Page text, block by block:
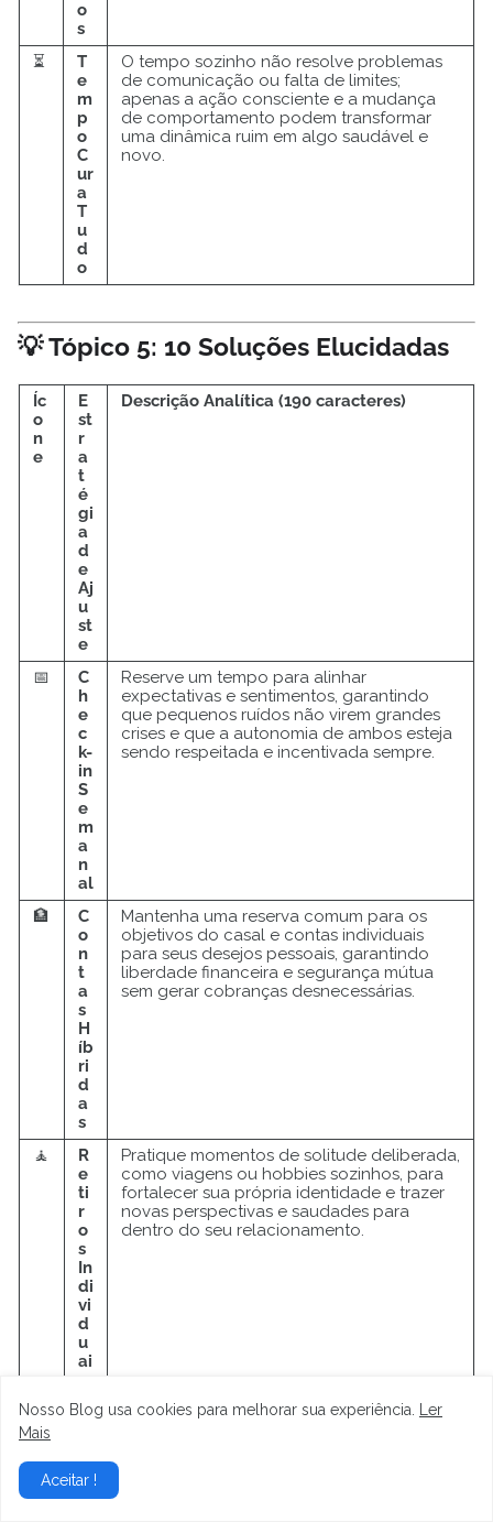
o
s
⏳
T
e
m
p
o
C
ur
a
T
u
d
o
O tempo sozinho não resolve problemas
de comunicação ou falta de limites;
apenas a ação consciente e a mudança
de comportamento podem transformar
uma dinâmica ruim em algo saudável e
novo.
💡 Tópico 5: 10 Soluções Elucidadas
Íc
o
n
e
E
st
r
a
t
é
gi
a
d
e
Aj
u
st
e
Descrição Analítica (190 caracteres)
📅
C
h
e
c
k-
in
S
e
m
a
n
al
Reserve um tempo para alinhar
expectativas e sentimentos, garantindo
que pequenos ruídos não virem grandes
crises e que a autonomia de ambos esteja
sendo respeitada e incentivada sempre.
🏦
C
o
n
t
a
s
H
íb
ri
d
a
s
Mantenha uma reserva comum para os
objetivos do casal e contas individuais
para seus desejos pessoais, garantindo
liberdade financeira e segurança mútua
sem gerar cobranças desnecessárias.
🧘
R
e
ti
r
o
s
In
di
vi
d
u
ai
Pratique momentos de solitude deliberada,
como viagens ou hobbies sozinhos, para
fortalecer sua própria identidade e trazer
novas perspectivas e saudades para
dentro do seu relacionamento.
📝
C
a
Escreva e revise periodicamente os
Nosso Blog usa cookies para melhorar sua experiência.
Ler
Mais
Aceitar !